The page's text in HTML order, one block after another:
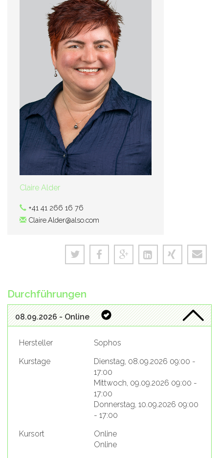
Claire Alder
+41 41 266 16 76
Claire.Alder@also.com
Durchführungen
08.09.2026 - Online
Hersteller
Sophos
Kurstage
Dienstag, 08.09.2026 09:00 -
17:00
Mittwoch, 09.09.2026 09:00 -
17:00
Donnerstag, 10.09.2026 09:00
- 17:00
Kursort
Online
Online